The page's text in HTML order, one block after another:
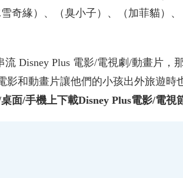
奇緣）、（臭小子）、（加菲貓）
Disney Plus 電影/電視劇/動畫片，
影和動畫片讓他們的小孩出外旅遊時
面/手機上下載Disney Plus電影/電視